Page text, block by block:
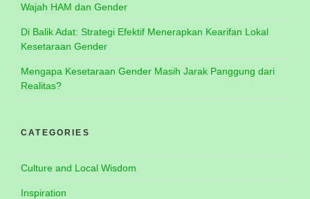
Wajah HAM dan Gender
Di Balik Adat: Strategi Efektif Menerapkan Kearifan Lokal
Kesetaraan Gender
Mengapa Kesetaraan Gender Masih Jarak Panggung dari
Realitas?
CATEGORIES
Culture and Local Wisdom
Inspiration